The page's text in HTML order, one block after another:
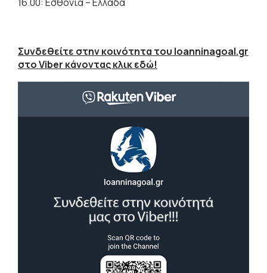
Συνδεθείτε στην κοινότητα του Ioanninagoal.gr
στο Viber κάνοντας κλικ εδώ!